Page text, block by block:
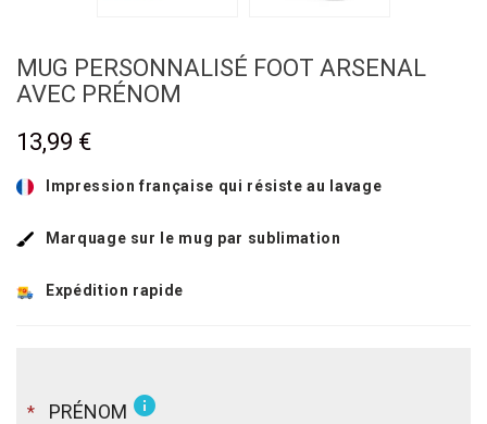
MUG PERSONNALISÉ FOOT ARSENAL
AVEC PRÉNOM
13,99 €
Impression française qui résiste au lavage
Marquage sur le mug par sublimation
Expédition rapide
* PRÉNOM info